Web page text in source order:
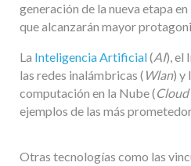
generación de la nueva etapa
que alcanzarán mayor
La Inteligencia Artificial(AI), el
las redes inalámbricas ( Wlan) y
computación en la Nube (
ejemplos de las más
Otras tecnologías como las